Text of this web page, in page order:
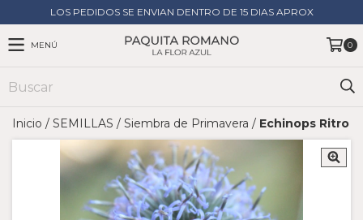
LOS PEDIDOS SE ENVIAN DENTRO DE 15 DIAS APROX
MENÚ 0
Inicio / SEMILLAS / Siembra de Primavera / Echinops Ritro